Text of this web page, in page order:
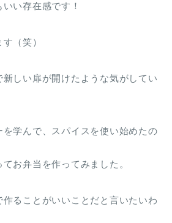
い存在感です！
（笑）
しい扉が開けたような気がしてい
学んで、スパイスを使い始めたの
お弁当を作ってみました。
作ることがいいことだと言いたいわ